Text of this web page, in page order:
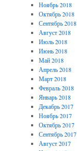
Ноябрь 2018
Октябрь 2018
Сентябрь 2018
Август 2018
Июль 2018
Июнь 2018
Май 2018
Апрель 2018
Март 2018
Февраль 2018
Январь 2018
Декабрь 2017
Ноябрь 2017
Октябрь 2017
Сентябрь 2017
Август 2017